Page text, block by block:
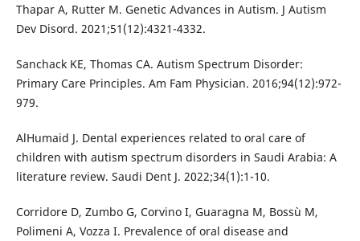
Thapar A, Rutter M. Genetic Advances in Autism. J Autism
Dev Disord. 2021;51(12):4321-4332.
Sanchack KE, Thomas CA. Autism Spectrum Disorder:
Primary Care Principles. Am Fam Physician. 2016;94(12):972-
979.
AlHumaid J. Dental experiences related to oral care of
children with autism spectrum disorders in Saudi Arabia: A
literature review. Saudi Dent J. 2022;34(1):1-10.
Corridore D, Zumbo G, Corvino I, Guaragna M, Bossù M,
Polimeni A, Vozza I. Prevalence of oral disease and